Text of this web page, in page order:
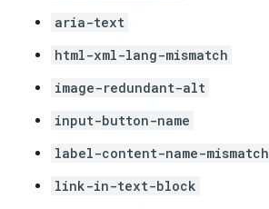
aria-text
html-xml-lang-mismatch
image-redundant-alt
input-button-name
label-content-name-mismatch
link-in-text-block